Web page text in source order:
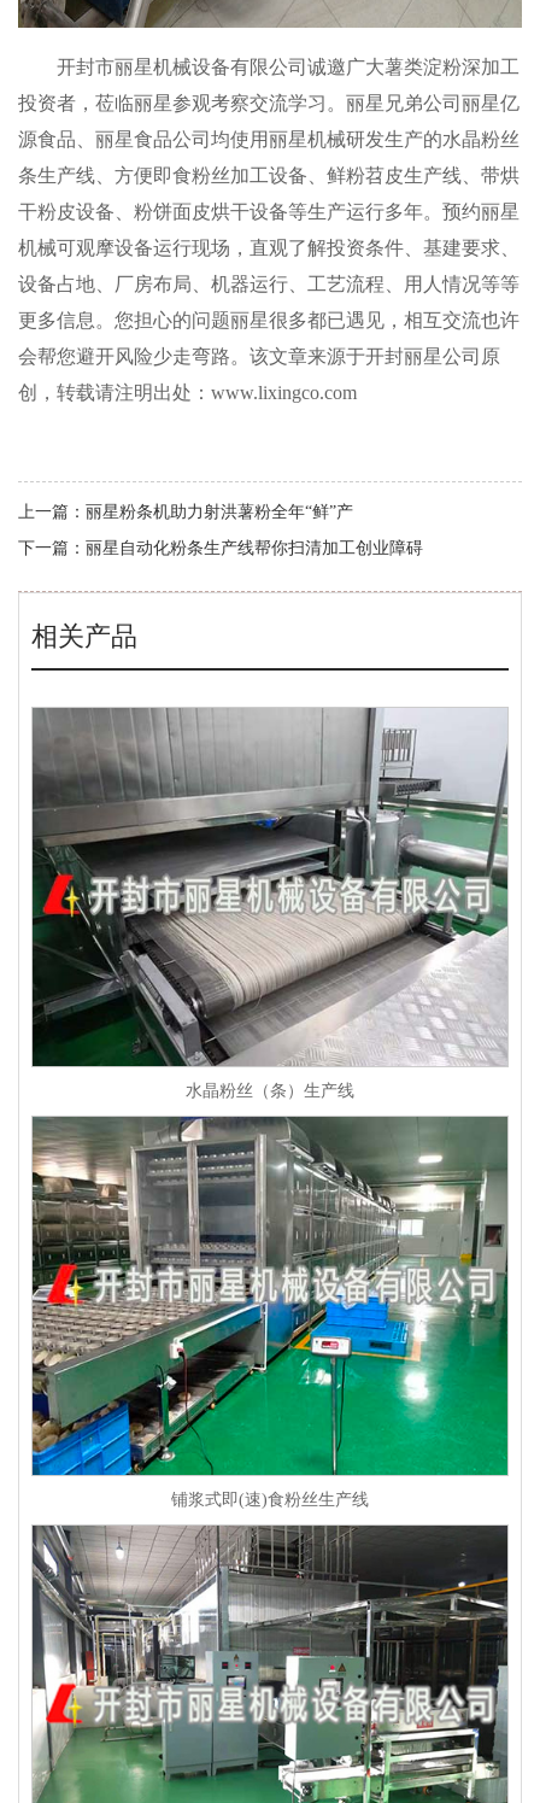
开封市丽星机械设备有限公司诚邀广大薯类淀粉深加工
投资者，莅临丽星参观考察交流学习。丽星兄弟公司丽星亿
源食品、丽星食品公司均使用丽星机械研发生产的水晶粉丝
条生产线、方便即食粉丝加工设备、鲜粉苕皮生产线、带烘
干粉皮设备、粉饼面皮烘干设备等生产运行多年。预约丽星
机械可观摩设备运行现场，直观了解投资条件、基建要求、
设备占地、厂房布局、机器运行、工艺流程、用人情况等等
更多信息。您担心的问题丽星很多都已遇见，相互交流也许
会帮您避开风险少走弯路。该文章来源于开封丽星公司原
创，转载请注明出处：www.lixingco.com
上一篇： 丽星粉条机助力射洪薯粉全年“鲜”产
下一篇： 丽星自动化粉条生产线帮你扫清加工创业障碍
相关产品
水晶粉丝（条）生产线
铺浆式即(速)食粉丝生产线